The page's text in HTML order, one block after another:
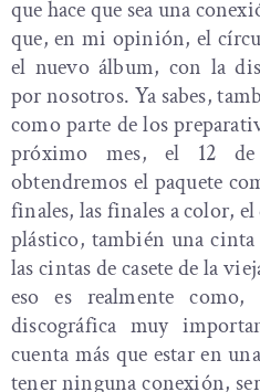
que hace que sea una
que, en mi opinión, el
el nuevo álbum, con la
por nosotros. Ya sabes,
como parte de los
próximo mes, el 12
obtendremos el paquete
finales, las finales a color,
plástico, también una cinta
las cintas de casete de la
eso es realmente
discográfica muy
cuenta más que estar en
tener ninguna conexión,